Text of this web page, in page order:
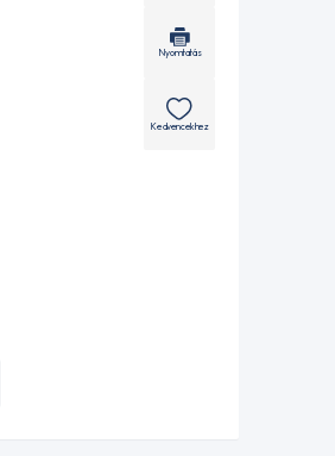
Nyomtatás
Kedvencekhez